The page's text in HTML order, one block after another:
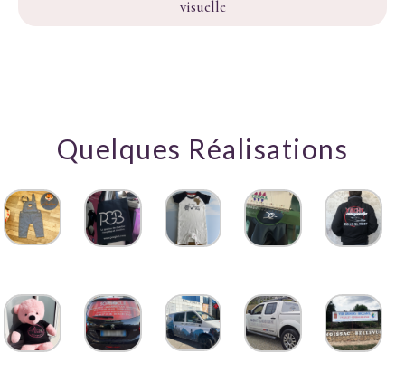
visuelle
Quelques Réalisations